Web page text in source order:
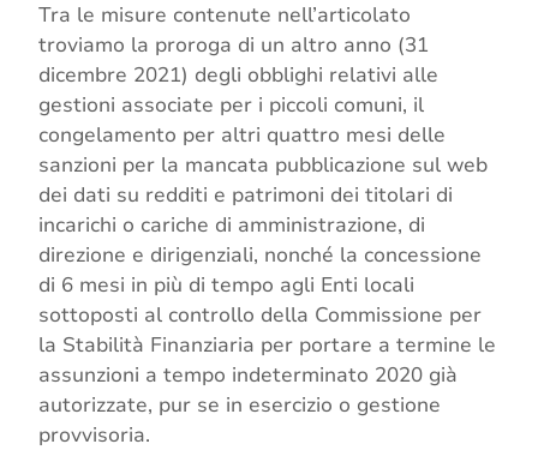
Tra le misure contenute nell’articolato
troviamo la proroga di un altro anno (31
dicembre 2021) degli obblighi relativi alle
gestioni associate per i piccoli comuni, il
congelamento per altri quattro mesi delle
sanzioni per la mancata pubblicazione sul web
dei dati su redditi e patrimoni dei titolari di
incarichi o cariche di amministrazione, di
direzione e dirigenziali, nonché la concessione
di 6 mesi in più di tempo agli Enti locali
sottoposti al controllo della Commissione per
la Stabilità Finanziaria per portare a termine le
assunzioni a tempo indeterminato 2020 già
autorizzate, pur se in esercizio o gestione
provvisoria.